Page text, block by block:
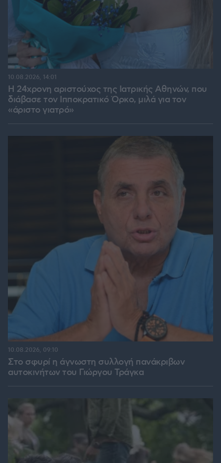
Η 24χρονη αριστούχος της Ιατρικής Αθηνών, που
διάβασε τον Ιπποκρατικό Όρκο, μιλά για τον
«άριστο γιατρό»
10.08.2026, 14:01
Στο σφυρί η άγνωστη συλλογή πανάκριβων
αυτοκινήτων του Γιώργου Τράγκα
10.08.2026, 09:10